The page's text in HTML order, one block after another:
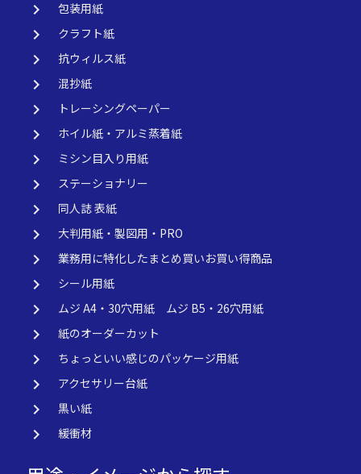
keyboard_arrow_right 包装用紙
keyboard_arrow_right クラフト紙
keyboard_arrow_right 抗ウィルス紙
keyboard_arrow_right 混抄紙
keyboard_arrow_right トレーシングペーパー
keyboard_arrow_right ホイル紙・アルミ蒸着紙
keyboard_arrow_right ミシン目入り用紙
keyboard_arrow_right ステーショナリー
keyboard_arrow_right 同人誌 表紙
keyboard_arrow_right 大判用紙・製図用・PRO
keyboard_arrow_right 業務用に特化したまとめ買いお買い得商品
keyboard_arrow_right シール用紙
keyboard_arrow_right ムジ A4・30穴用紙 ムジ B5・26穴用紙
keyboard_arrow_right 紙のオーダーカット
keyboard_arrow_right ちょっといい感じのパッケージ用紙
keyboard_arrow_right アクセサリー台紙
keyboard_arrow_right 黒い紙
keyboard_arrow_right 緩衝材